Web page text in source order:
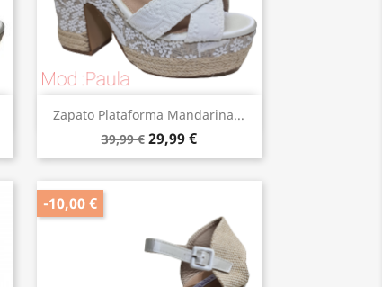
Zapato Plataforma Mandarina...
39,99 € 29,99 €
Vista rápida
-10,00 €